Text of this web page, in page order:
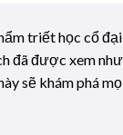
triết học cổ
đã được xem
sẽ khám phá